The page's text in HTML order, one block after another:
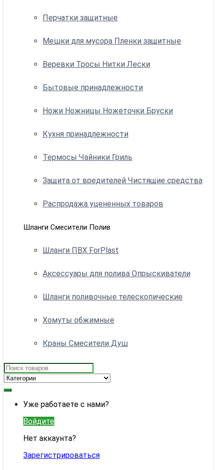
Перчатки защитные
Мешки для мусора Пленки защитные
Веревки Тросы Нитки Лески
Бытовые принадлежности
Ножи Ножницы Ножеточки Бруски
Кухня принадлежности
Термосы Чайники Гриль
Защита от вредителей Чистящие средства
Распродажа уцененных товаров
Шланги Смесители Полив
Шланги ПВХ ForPlast
Аксессуары для полива Опрыскиватели
Шланги поливочные телескопические
Хомуты обжимные
Краны Смесители Душ
Search
for:
Уже работаете с нами?
Войдите
Нет аккаунта?
Зарегистрироваться